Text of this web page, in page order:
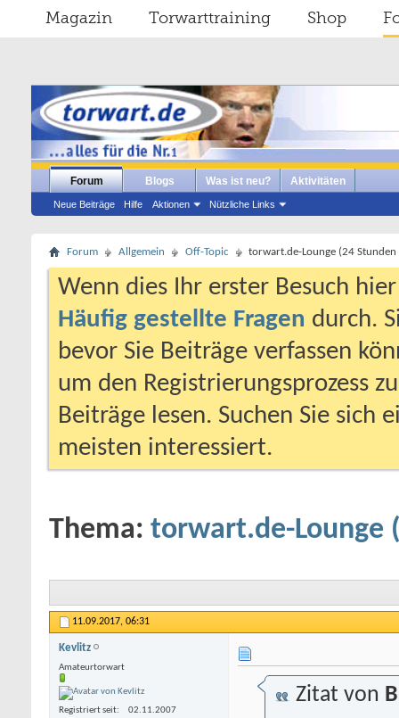
Magazin Torwarttraining Shop
Forum
Neue Beiträge Hilfe Aktionen Nützliche Links
Blogs Was ist neu? Aktivitäten
Forum Allgemein Off-Topic torwart.de-Lounge (24
Wenn dies Ihr erster Besuch
Häufig gestellte Fragen durch.
bevor Sie Beiträge verfassen
um den Registrierungsprozess
Beiträge lesen. Suchen Sie sich
meisten interessiert.
Thema: torwart.de-Lounge
11.09.2017, 06:31
Kevlitz
Amateurtorwart
Registriert seit
02.11.2007
Zitat von